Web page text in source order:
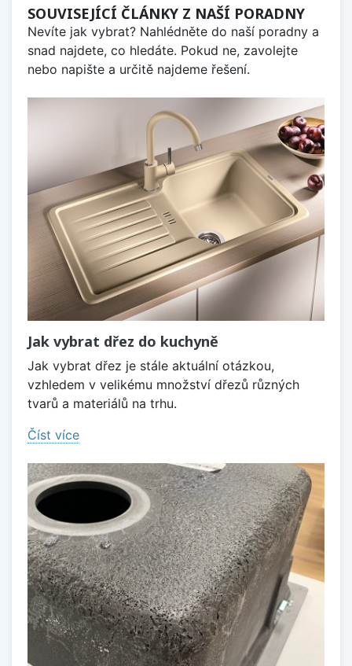
SOUVISEJÍCÍ ČLÁNKY Z NAŠÍ PORADNY
Nevíte jak vybrat? Nahlédněte do naší poradny a
snad najdete, co hledáte. Pokud ne, zavolejte
nebo napište a určitě najdeme řešení.
Jak vybrat dřez do kuchyně
Jak vybrat dřez je stále aktuální otázkou,
vzhledem v velikému množství dřezů různých
tvarů a materiálů na trhu.
Číst více